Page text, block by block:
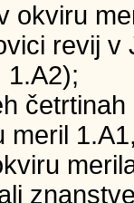
okviru
revij
1.A2);
meril